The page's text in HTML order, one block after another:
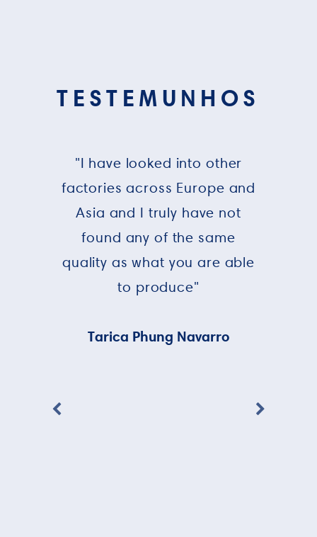
TESTEMUNHOS
"I have looked into other
factories across Europe and
Asia and I truly have not
found any of the same
quality as what you are able
to produce"
Tarica Phung Navarro